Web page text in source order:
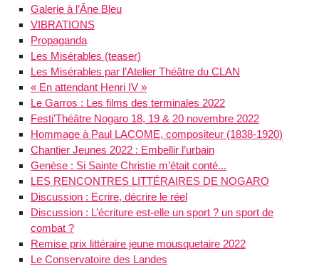
Galerie à l’Âne Bleu
VIBRATIONS
Propaganda
Les Misérables (teaser)
Les Misérables par l’Atelier Théâtre du CLAN
« En attendant Henri IV »
Le Garros : Les films des terminales 2022
Festi’Théâtre Nogaro 18, 19 & 20 novembre 2022
Hommage à Paul LACOME, compositeur (1838-1920)
Chantier Jeunes 2022 : Embellir l’urbain
Genèse : Si Sainte Christie m’était conté...
LES RENCONTRES LITTÉRAIRES DE NOGARO
Discussion : Ecrire, décrire le réel
Discussion : L’écriture est-elle un sport ? un sport de
combat ?
Remise prix littéraire jeune mousquetaire 2022
Le Conservatoire des Landes